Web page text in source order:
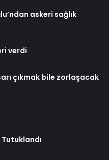
askeri sağlık
verdi
çıkmak bile zorlaşacak